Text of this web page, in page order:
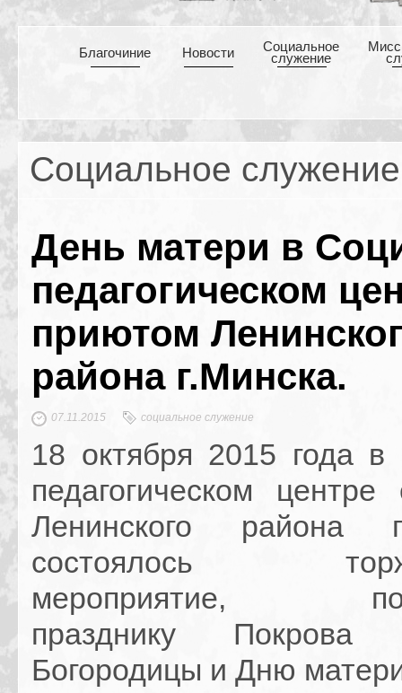
Благочиние Новости Cоциальное
служение
Социальное служение
День матери в
педагогическом
приютом
района г.Минска.
07.11.2015 социальное служение
18 октября 2015 года в
педагогическом
Ленинского района
состоялось
мероприятие,
празднику Покрова
Богородицы и Дню